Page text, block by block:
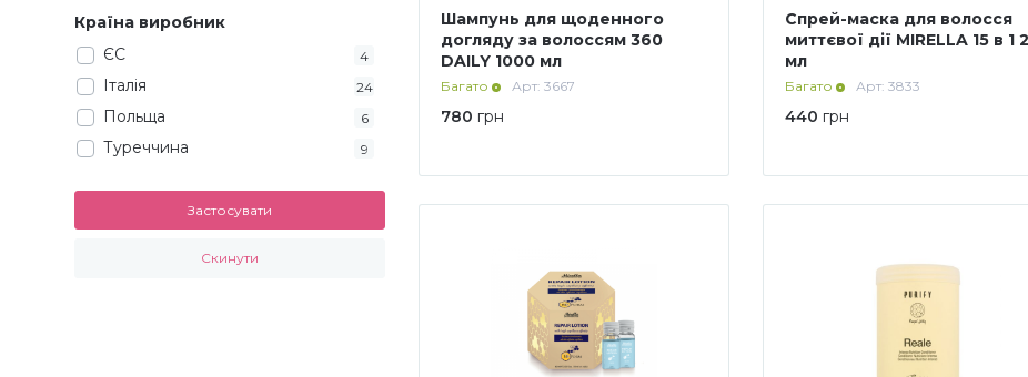
6*10 мл
600 мл 5
750 мл 2
90 мл 3
Країна виробник
ЄС
4
Італія 24
Польща 6
Туреччина 9
Застосувати
Скинути
Шампунь для щоденного
догляду за волоссям 360
DAILY 1000 мл
Багато Арт: 3667
780 грн
Спрей-маска для волосся
миттєвої дії MIRELLA 15 в 1 200
мл
Багато Арт: 3833
440 грн